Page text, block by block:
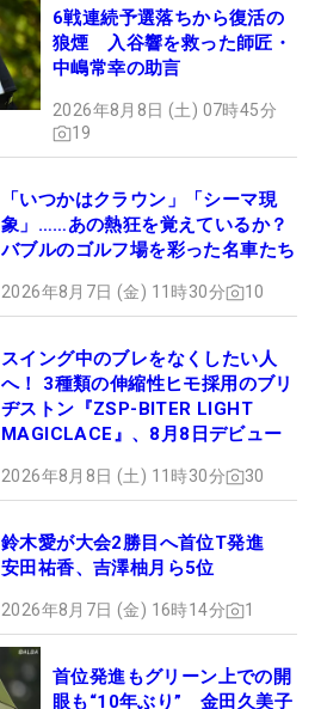
6戦連続予選落ちから復活の
狼煙 入谷響を救った師匠・
中嶋常幸の助言
2026年8月8日 (土) 07時45分
19
「いつかはクラウン」「シーマ現
象」……あの熱狂を覚えているか？
バブルのゴルフ場を彩った名車たち
2026年8月7日 (金) 11時30分 10
スイング中のブレをなくしたい人
へ！ 3種類の伸縮性ヒモ採用のブリ
ヂストン『ZSP-BITER LIGHT
MAGICLACE』、8月8日デビュー
2026年8月8日 (土) 11時30分 30
鈴木愛が大会2勝目へ首位T発進
安田祐香、吉澤柚月ら5位
2026年8月7日 (金) 16時14分 1
首位発進もグリーン上での開
眼も“10年ぶり” 金田久美子